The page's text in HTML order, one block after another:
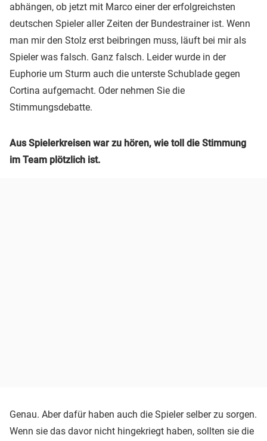
abhängen, ob jetzt mit Marco einer der erfolgreichsten
deutschen Spieler aller Zeiten der Bundestrainer ist. Wenn
man mir den Stolz erst beibringen muss, läuft bei mir als
Spieler was falsch. Ganz falsch. Leider wurde in der
Euphorie um Sturm auch die unterste Schublade gegen
Cortina aufgemacht. Oder nehmen Sie die
Stimmungsdebatte.
Aus Spielerkreisen war zu hören, wie toll die Stimmung
im Team plötzlich ist.
Genau. Aber dafür haben auch die Spieler selber zu sorgen.
Wenn sie das davor nicht hingekriegt haben, sollten sie die